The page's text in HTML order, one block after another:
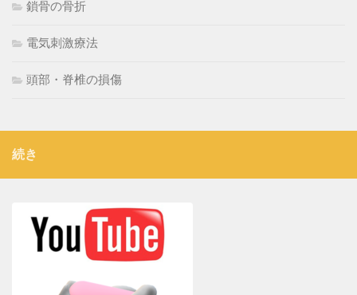
鎖骨の骨折
電気刺激療法
頭部・脊椎の損傷
続き